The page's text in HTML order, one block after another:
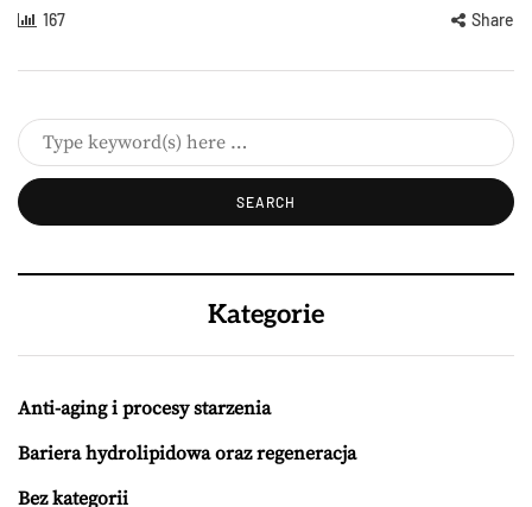
167 Share
Kategorie
Anti-aging i procesy starzenia
Bariera hydrolipidowa oraz regeneracja
Bez kategorii